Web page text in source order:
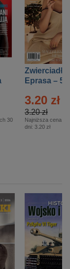
30
Zwierciadło
Eprasa – 5/
3.20 zł
3.20 zł
Najniższa cena z
dni: 3.20 zł